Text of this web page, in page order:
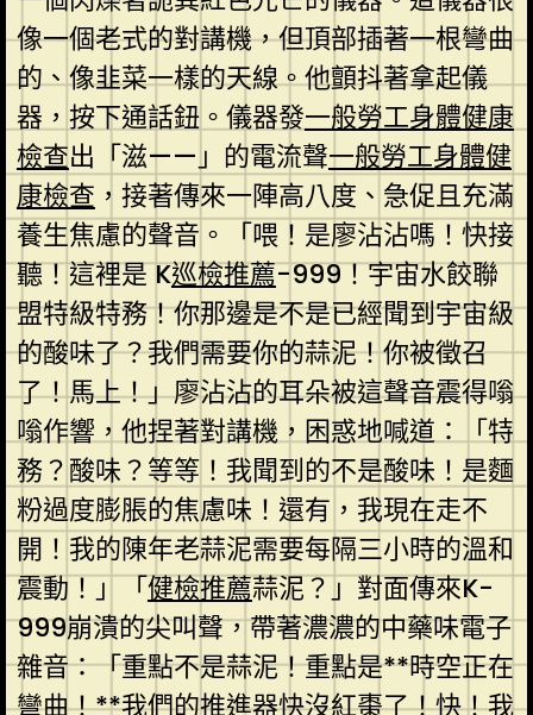
像一個老式的對講機，但頂部插著一根彎曲
的、像韭菜一樣的天線。他顫抖著拿起儀
器，按下通話鈕。儀器發一般勞工身體健康
檢查出「滋——」的電流聲一般勞工身體健
康檢查 ，接著傳來一陣高八度、急促且充滿
養生焦慮的聲音。「喂！是廖沾沾嗎！快接
聽！這裡是 K巡檢推薦-999！宇宙水餃聯
盟特級特務！你那邊是不是已經聞到宇宙級
的酸味了？我們需要你的蒜泥！你被徵召
了！馬上！」廖沾沾的耳朵被這聲音震得嗡
嗡作響，他捏著對講機，困惑地喊道：「特
務？酸味？等等！我聞到的不是酸味！是麵
粉過度膨脹的焦慮味！還有，我現在走不
開！我的陳年老蒜泥需要每隔三小時的溫和
震動！」「健檢推薦蒜泥？」對面傳來K-
999崩潰的尖叫聲，帶著濃濃的中藥味電子
雜音：「重點不是蒜泥！重點是**時空正在
彎曲！**我們的推進器快沒紅棗了！快！我